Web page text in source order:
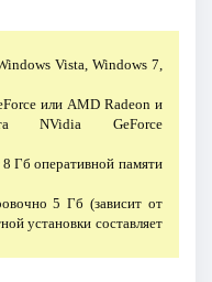
Vista, Windows 7,
или AMD Radeon и
NVidia GeForce
Гб оперативной памяти
5 Гб (зависит от
установки составляет